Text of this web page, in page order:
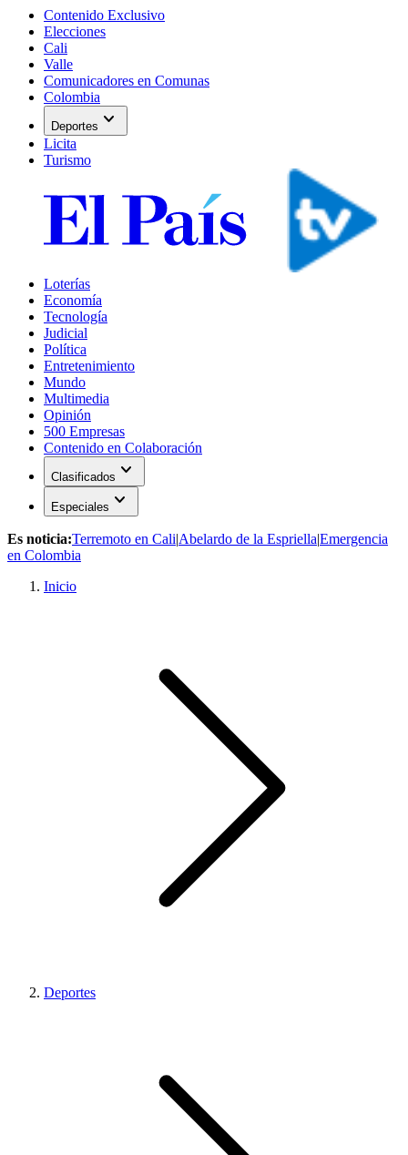
Contenido Exclusivo
Elecciones
Cali
Valle
Comunicadores en Comunas
Colombia
Deportes expand_more
Licita
Turismo
Loterías
Economía
Tecnología
Judicial
Política
Entretenimiento
Mundo
Multimedia
Opinión
500 Empresas
Contenido en Colaboración
Clasificados expand_more
Especiales expand_more
Es noticia:Terremoto en Cali|Abelardo de la Espriella|Emergencia
en Colombia
Inicio
Deportes